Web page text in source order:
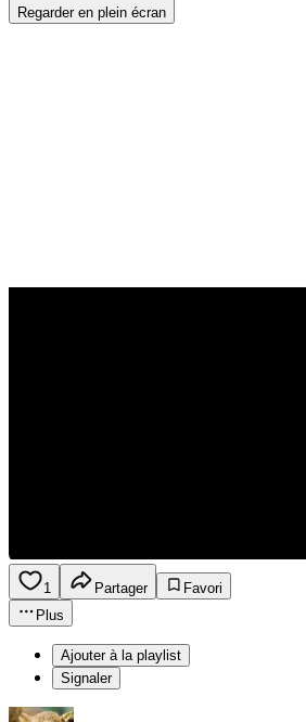
Regarder en plein écran
1 Partager
Favori
Plus
Ajouter à la playlist
Signaler